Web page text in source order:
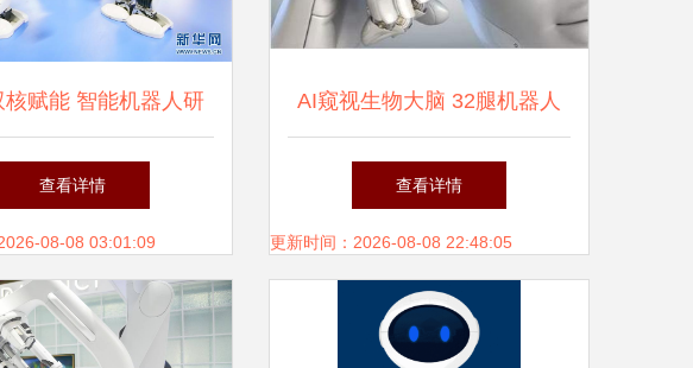
核赋能 智能机器人研
发新高地崛起
查看详情
08-08 03:01:09
AI窥视生物大脑 32腿机器人
背后的仿生学革命
查看详情
更新时间：2026-08-08 22:48:05